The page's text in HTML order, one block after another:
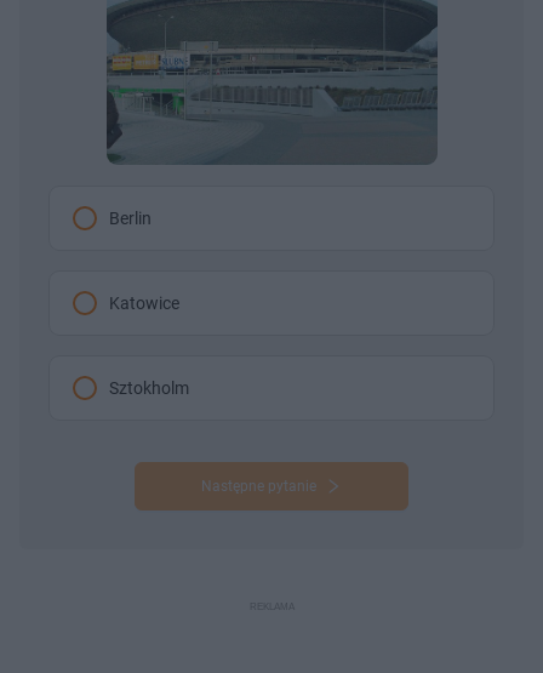
Berlin
Katowice
Sztokholm
Następne pytanie